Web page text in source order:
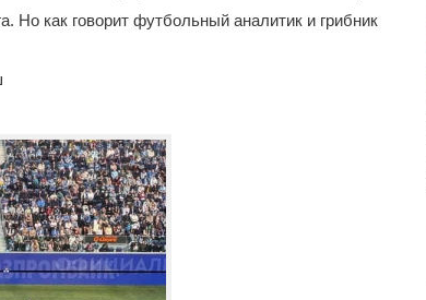
Но как говорит футбольный аналитик и грибник